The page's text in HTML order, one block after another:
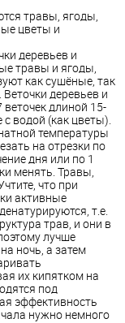
травы, ягоды,
цветы и
деревьев и
травы и ягоды,
как сушёные, так
деревьев и
длиной 15-
водой (как цветы).
температуры
на отрезки по
дня или по 1
менять. Травы,
что при
активные
т.е.
трав, и они в
лучше
ночь, а затем
их кипятком на
под
эффективность
нужно немного